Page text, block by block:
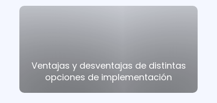
Ventajas y desventajas de distintas
opciones de implementación